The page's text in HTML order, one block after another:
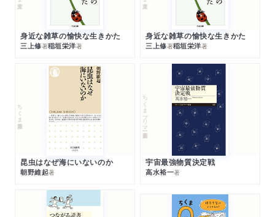
身近な雑草の愉快な生きかた
三上修著稲垣栄洋著
身近な雑草の愉快な生きかた
三上修著稲垣栄洋著
ちくま新書
昆虫はなぜ海にいないのか
朝野維起著
ちくまプリマー新書
宇宙最強物質決定戦
高水裕一著